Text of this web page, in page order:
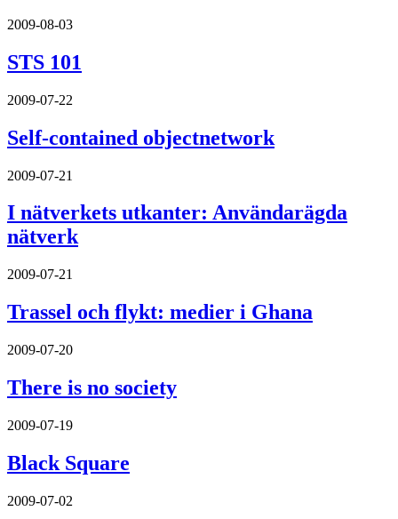
2009-08-03
STS 101
2009-07-22
Self-contained objectnetwork
2009-07-21
I nätverkets utkanter: Användarägda
nätverk
2009-07-21
Trassel och flykt: medier i Ghana
2009-07-20
There is no society
2009-07-19
Black Square
2009-07-02